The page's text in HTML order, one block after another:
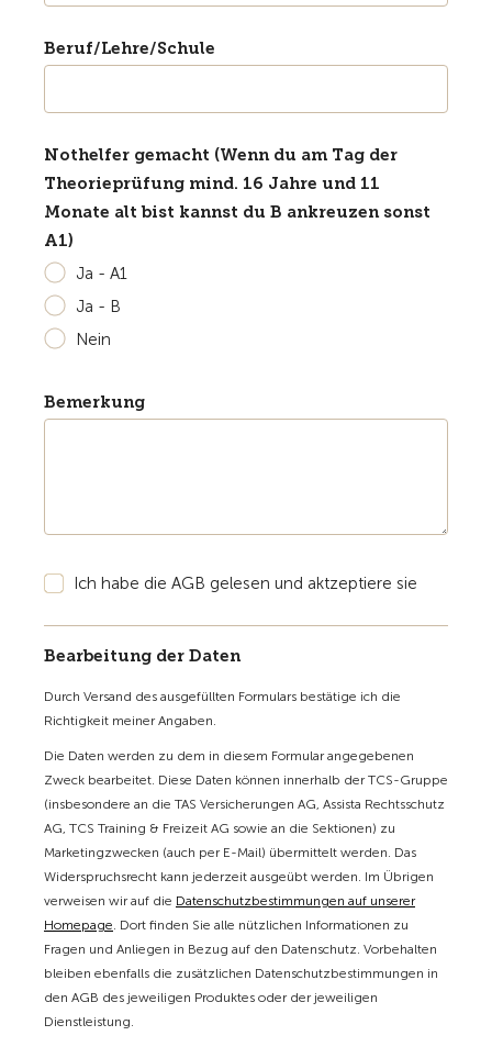
Beruf/Lehre/Schule
Nothelfer gemacht (Wenn du am Tag der
Theorieprüfung mind. 16 Jahre und 11
Monate alt bist kannst du B ankreuzen sonst
A1)
Ja - A1
Ja - B
Nein
Bemerkung
Ich habe die AGB gelesen und aktzeptiere sie
Bearbeitung der Daten
Durch Versand des ausgefüllten Formulars bestätige ich die
Richtigkeit meiner Angaben.
Die Daten werden zu dem in diesem Formular angegebenen
Zweck bearbeitet. Diese Daten können innerhalb der TCS-Gruppe
(insbesondere an die TAS Versicherungen AG, Assista Rechtsschutz
AG, TCS Training & Freizeit AG sowie an die Sektionen) zu
Marketingzwecken (auch per E-Mail) übermittelt werden. Das
Widerspruchsrecht kann jederzeit ausgeübt werden. Im Übrigen
verweisen wir auf die Datenschutzbestimmungen auf unserer
Homepage. Dort finden Sie alle nützlichen Informationen zu
Fragen und Anliegen in Bezug auf den Datenschutz. Vorbehalten
bleiben ebenfalls die zusätzlichen Datenschutzbestimmungen in
den AGB des jeweiligen Produktes oder der jeweiligen
Dienstleistung.